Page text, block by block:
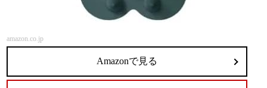
amazon.co.jp
Amazonで見る